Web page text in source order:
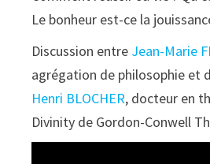
Le bonheur est-ce la
Discussion entre Jean-Marie
agrégation de philosophie et
Henri BLOCHER, docteur en
Divinity de Gordon-Conwell